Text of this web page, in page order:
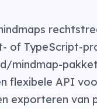
of TypeScript-
mindmap-
flexibele API
exporteren van